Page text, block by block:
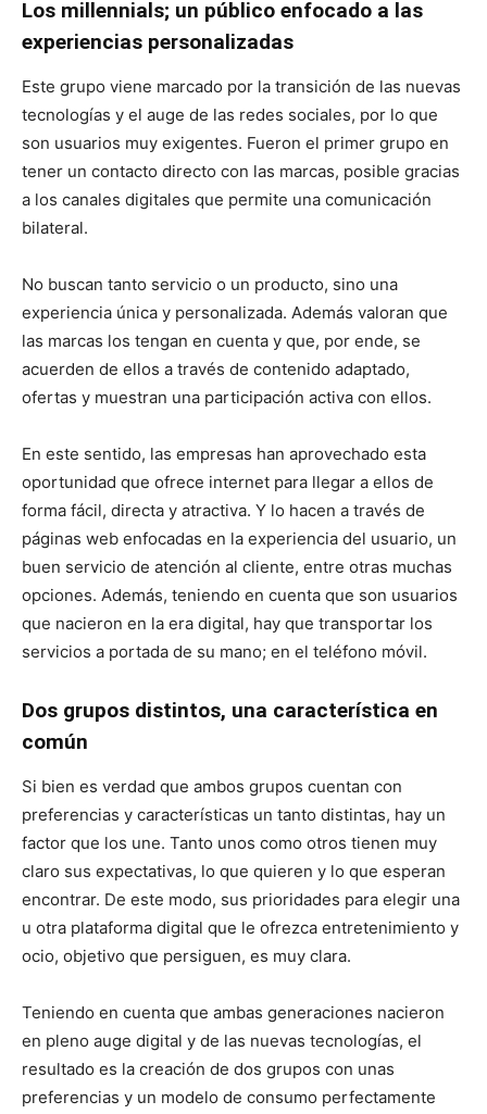
Los millennials; un público enfocado a las
experiencias personalizadas
Este grupo viene marcado por la transición de las nuevas
tecnologías y el auge de las redes sociales, por lo que
son usuarios muy exigentes. Fueron el primer grupo en
tener un contacto directo con las marcas, posible gracias
a los canales digitales que permite una comunicación
bilateral.
No buscan tanto servicio o un producto, sino una
experiencia única y personalizada. Además valoran que
las marcas los tengan en cuenta y que, por ende, se
acuerden de ellos a través de contenido adaptado,
ofertas y muestran una participación activa con ellos.
En este sentido, las empresas han aprovechado esta
oportunidad que ofrece internet para llegar a ellos de
forma fácil, directa y atractiva. Y lo hacen a través de
páginas web enfocadas en la experiencia del usuario, un
buen servicio de atención al cliente, entre otras muchas
opciones. Además, teniendo en cuenta que son usuarios
que nacieron en la era digital, hay que transportar los
servicios a portada de su mano; en el teléfono móvil.
Dos grupos distintos, una característica en
común
Si bien es verdad que ambos grupos cuentan con
preferencias y características un tanto distintas, hay un
factor que los une. Tanto unos como otros tienen muy
claro sus expectativas, lo que quieren y lo que esperan
encontrar. De este modo, sus prioridades para elegir una
u otra plataforma digital que le ofrezca entretenimiento y
ocio, objetivo que persiguen, es muy clara.
Teniendo en cuenta que ambas generaciones nacieron
en pleno auge digital y de las nuevas tecnologías, el
resultado es la creación de dos grupos con unas
preferencias y un modelo de consumo perfectamente